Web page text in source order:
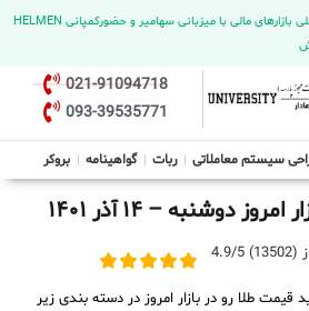
🔔 اطلاعیه : برگزاری سمینار بین المللی بازارهای مالی با میزبانی سهامیر و حضورکمپانی HELMEN
021-91094718
093-39535771
سیستم معاملاتی ربات گواهینامه بروکر
دوشنبه – ۱۴ آذر ۱۴۰۱
4.9/5
قیمت طلا رو در بازار امروز در دسته بندی زیر